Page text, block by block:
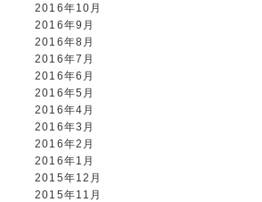
2016年10月
2016年9月
2016年8月
2016年7月
2016年6月
2016年5月
2016年4月
2016年3月
2016年2月
2016年1月
2015年12月
2015年11月